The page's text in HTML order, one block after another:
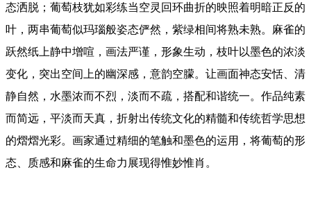
态洒脱；葡萄枝犹如彩练当空灵回环曲折的映照着明暗正反的
叶，两串葡萄似玛瑙般姿态俨然，紫绿相间将熟未熟。麻雀的
跃然纸上静中增喧，画法严谨，形象生动，枝叶以墨色的浓淡
变化，突出空间上的幽深感，意韵空朦。让画面神态安恬、清
静自然，水墨浓而不烈，淡而不疏，搭配和谐统一。作品纯素
而简远，平淡而天真，折射出传统文化的精髓和传统哲学思想
的熠熠光彩。画家通过精细的笔触和墨色的运用，将葡萄的形
态、质感和麻雀的生命力展现得惟妙惟肖。